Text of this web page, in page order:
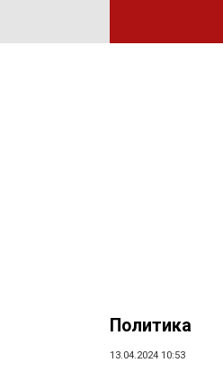
Политика
13.04.2024 10:53